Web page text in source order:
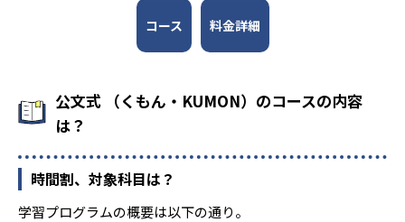
コース 料金詳細
公文式 （くもん・KUMON）のコースの内容
は？
時間割、対象科目は？
学習プログラムの概要は以下の通り。